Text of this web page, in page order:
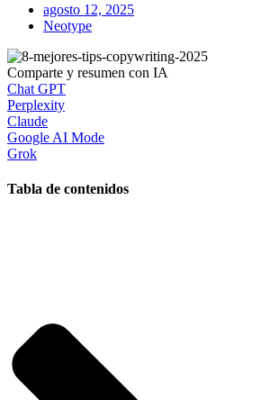
agosto 12, 2025
Neotype
Comparte y resumen con IA
Chat GPT
Perplexity
Claude
Google AI Mode
Grok
Tabla de contenidos